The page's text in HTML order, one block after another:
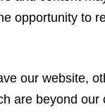
opportunity to
our website,
are beyond our